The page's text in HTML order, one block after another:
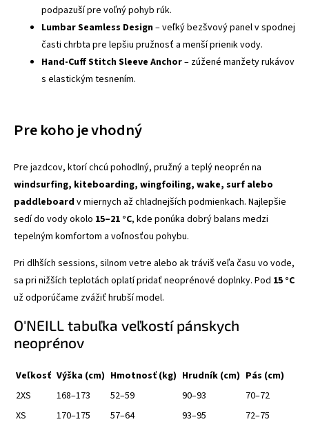
podpazuší pre voľný pohyb rúk.
Lumbar Seamless Design– veľký bezšvový panel v spodnej
časti chrbta pre lepšiu pružnosť a menší prienik vody.
Hand-Cuff Stitch Sleeve Anchor– zúžené manžety rukávov
s elastickým tesnením.
Pre koho je vhodný
Pre jazdcov, ktorí chcú pohodlný, pružný a teplý neoprén na
windsurfing, kiteboarding, wingfoiling, wake, surf alebo
paddleboard v miernych až chladnejších podmienkach. Najlepšie
sedí do vody okolo 15–21 °C, kde ponúka dobrý balans medzi
tepelným komfortom a voľnosťou pohybu.
Pri dlhších sessions, silnom vetre alebo ak tráviš veľa času vo vode,
sa pri nižších teplotách oplatí pridať neoprénové doplnky. Pod 15 °C
už odporúčame zvážiť hrubší model.
O'NEILL tabuľka veľkostí pánskych
neoprénov
Veľkosť Výška (cm) Hmotnosť (kg) Hrudník (cm) Pás (cm)
2XS
168–173 52–59 90–93
70–72
XS
170–175 57–64 93–95
72–75